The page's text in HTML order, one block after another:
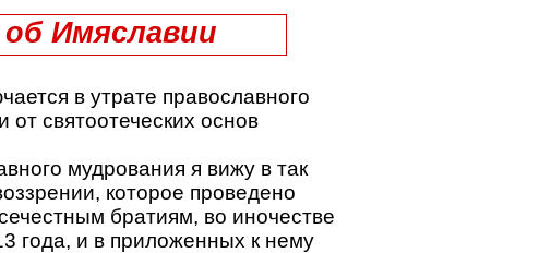
Имяславии
в утрате православного
святоотеческих основ
мудрования я вижу в так
которое проведено
братиям, во иночестве
года, и в приложенных к нему